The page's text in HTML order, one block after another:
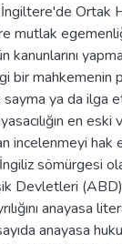
İngiltere'de Ortak
mutlak
kanunlarını
bir mahkemenin
ya da ilga
en eski
incelenmeyi
sömürgesi
Devletleri
anayasa
anayasa